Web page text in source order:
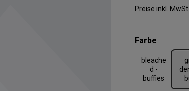
Preise inkl.
Farbe
bleache
d -
buffies